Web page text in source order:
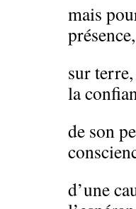
mais
présence,
sur
la
de son
d’une